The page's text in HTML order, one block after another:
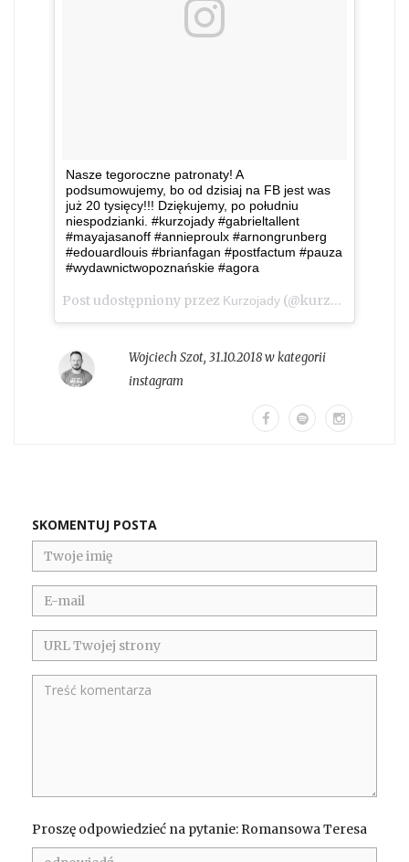
Nasze tegoroczne patronaty! A
podsumowujemy, bo od dzisiaj na FB jest was
już 20 tysięcy!!! Dziękujemy, po południu
niespodzianki. #kurzojady #gabrieltallent
#mayajasanoff #annieproulx #arnongrunberg
#edouardlouis #brianfagan #postfactum #pauza
#wydawnictwopoznańskie #agora
Post udostępniony przez Kurzojady (@kurzojady_insta)
Wojciech Szot,31.10.2018 w kategorii
instagram
SKOMENTUJ POSTA
Proszę odpowiedzieć na pytanie: Romansowa Teresa